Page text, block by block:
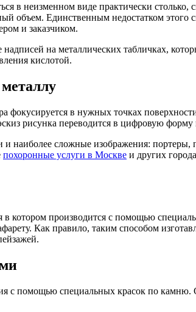
в неизменном виде практически
объем. Единственным недостатком этого
и заказчиком.
на металлических табличках,
кислотой.
фокусируется в нужных точках
рисунка переводится в цифровую
и наиболее сложные изображения:
похоронные услуги в Москве и других
котором производится с помощью
Как правило, таким способом
с помощью специальных красок по